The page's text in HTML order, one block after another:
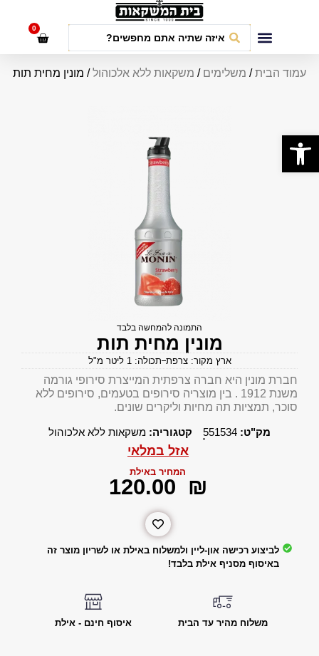
0
עמוד הבית/ משלימים / משקאות ללא אלכוהול/ מונין מחית תות
התמונה להמחשה בלבד
מונין מחית תות
ארץ מקור: צרפת תכולה: 1 ליטר מ"ל
חברת מונין היא חברה צרפתית המייצרת סירופי גורמה
משנת 1912 . בין מוצריה סירופים בטעמים, סירופים ללא
סוכר, תמציות תה מחיות וליקרים שונים.
מק"ט: 551534 קטגוריה: משקאות ללא אלכוהול
אזל במלאי
המחיר באילת
‎120.00 ₪
לביצוע רכישה און-ליין ולמשלוח באילת או לשריון מוצר זה
באיסוף מסניף אילת בלבד!
משלוח מהיר עד הבית איסוף חינם - אילת
פתח סרגל נגישות